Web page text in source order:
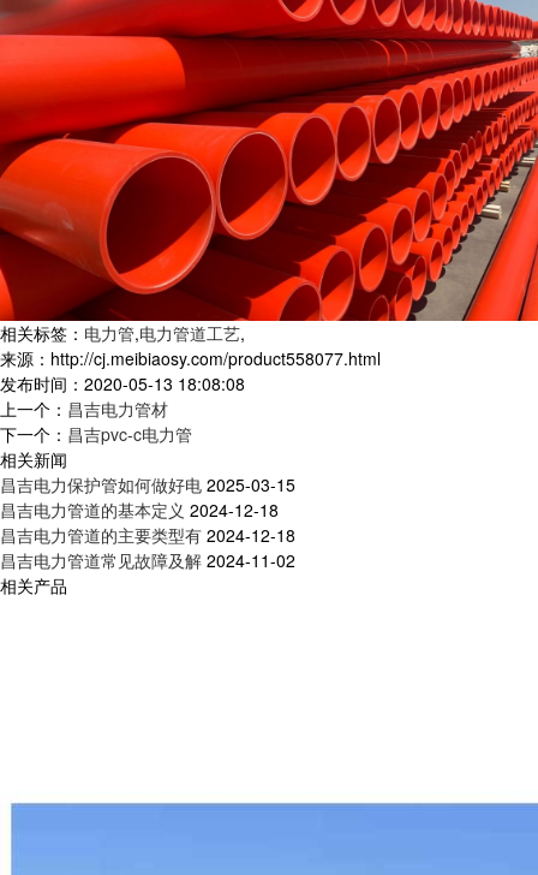
相关标签： 电力管,电力管道工艺,
来源：http://cj.meibiaosy.com/product558077.html
发布时间：2020-05-13 18:08:08
上一个： 昌吉电力管材
下一个： 昌吉pvc-c电力管
相关新闻
昌吉电力保护管如何做好电 2025-03-15
昌吉电力管道的基本定义 2024-12-18
昌吉电力管道的主要类型有 2024-12-18
昌吉电力管道常见故障及解 2024-11-02
相关产品